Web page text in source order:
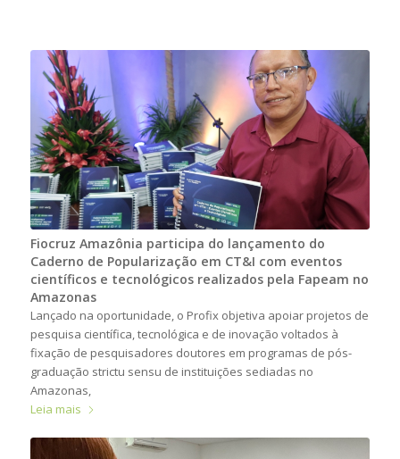
Fiocruz Amazônia participa do lançamento do
Caderno de Popularização em CT&I com eventos
científicos e tecnológicos realizados pela Fapeam no
Amazonas
Lançado na oportunidade, o Profix objetiva apoiar projetos de
pesquisa científica, tecnológica e de inovação voltados à
fixação de pesquisadores doutores em programas de pós-
graduação strictu sensu de instituições sediadas no
Amazonas,
Leia mais